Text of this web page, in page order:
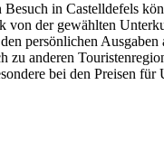
Besuch in Castelldefels
von der gewählten
persönlichen
zu anderen
bei den Preisen für